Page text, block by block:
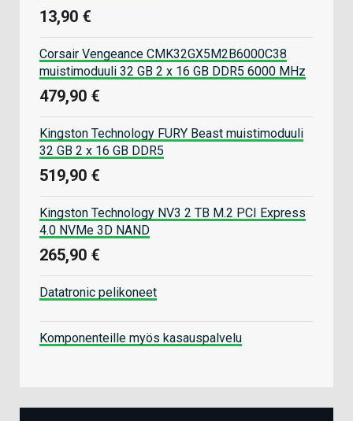
13,90 €
Corsair Vengeance CMK32GX5M2B6000C38
muistimoduuli 32 GB 2 x 16 GB DDR5 6000 MHz
479,90 €
Kingston Technology FURY Beast muistimoduuli
32 GB 2 x 16 GB DDR5
519,90 €
Kingston Technology NV3 2 TB M.2 PCI Express
4.0 NVMe 3D NAND
265,90 €
Datatronic pelikoneet
Komponenteille myös kasauspalvelu